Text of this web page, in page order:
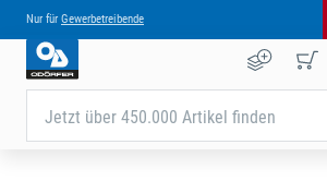
Nur für Gewerbetreibende
Jetzt über 450.000 Artikel finden